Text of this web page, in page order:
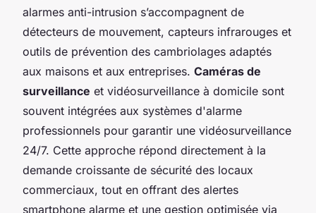
alarmes anti-intrusion s’accompagnent de
détecteurs de mouvement, capteurs infrarouges et
outils de prévention des cambriolages adaptés
aux maisons et aux entreprises. Caméras de
surveillance et vidéosurveillance à domicile sont
souvent intégrées aux systèmes d'alarme
professionnels pour garantir une vidéosurveillance
24/7. Cette approche répond directement à la
demande croissante de sécurité des locaux
commerciaux, tout en offrant des alertes
smartphone alarme et une gestion optimisée via